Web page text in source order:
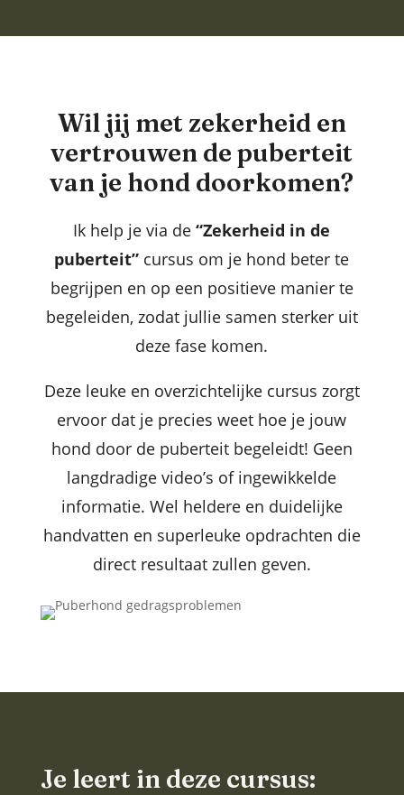
Wil jij met zekerheid en
vertrouwen de puberteit
van je hond doorkomen?
Ik help je via de“Zekerheid in de
puberteit” cursus om je hond beter te
begrijpen en op een positieve manier te
begeleiden, zodat jullie samen sterker uit
deze fase komen.
Deze leuke en overzichtelijke cursus zorgt
ervoor dat je precies weet hoe je jouw
hond door de puberteit begeleidt! Geen
langdradige video’s of ingewikkelde
informatie. Wel heldere en duidelijke
handvatten en superleuke opdrachten die
direct resultaat zullen geven.
Je leert in deze cursus: